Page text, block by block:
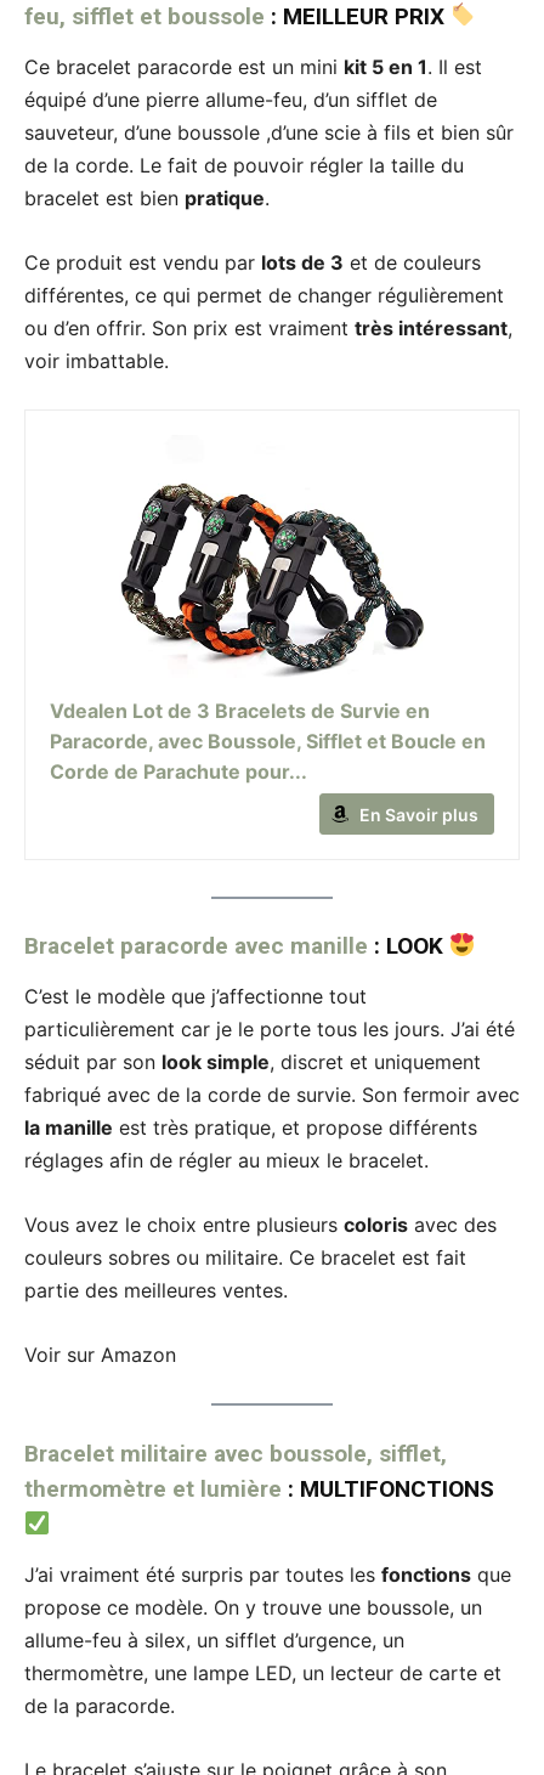
feu, sifflet et boussole : MEILLEUR PRIX
Ce bracelet paracorde est un mini kit 5 en 1. Il est
équipé d’une pierre allume-feu, d’un sifflet de
sauveteur, d’une boussole ,d’une scie à fils et bien sûr
de la corde. Le fait de pouvoir régler la taille du
bracelet est bien pratique.
Ce produit est vendu par lots de 3 et de couleurs
différentes, ce qui permet de changer régulièrement
ou d’en offrir. Son prix est vraiment très intéressant,
voir imbattable.
Vdealen Lot de 3 Bracelets de Survie en
Paracorde, avec Boussole, Sifflet et Boucle en
Corde de Parachute pour...
En Savoir plus
Bracelet paracorde avec manille : LOOK
C’est le modèle que j’affectionne tout
particulièrement car je le porte tous les jours. J’ai été
séduit par son look simple, discret et uniquement
fabriqué avec de la corde de survie. Son fermoir avec
la manille est très pratique, et propose différents
réglages afin de régler au mieux le bracelet.
Vous avez le choix entre plusieurs coloris avec des
couleurs sobres ou militaire. Ce bracelet est fait
partie des meilleures ventes.
Voir sur Amazon
Bracelet militaire avec boussole, sifflet,
thermomètre et lumière : MULTIFONCTIONS
J’ai vraiment été surpris par toutes les fonctions que
propose ce modèle. On y trouve une boussole, un
allume-feu à silex, un sifflet d’urgence, un
thermomètre, une lampe LED, un lecteur de carte et
de la paracorde.
Le bracelet s’ajuste sur le poignet grâce à son